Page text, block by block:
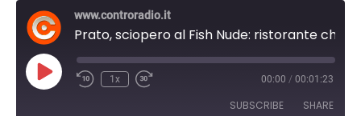
www.controradio.it
P
l
1x 00:00 / 00:01:23
SUBSCRIBE SHARE